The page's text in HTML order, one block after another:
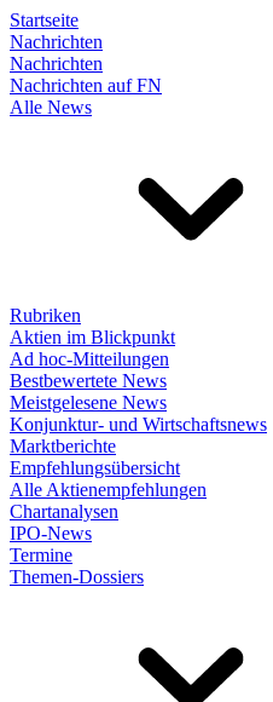
Startseite
Nachrichten
Nachrichten
Nachrichten auf FN
Alle News
Rubriken
Aktien im Blickpunkt
Ad hoc-Mitteilungen
Bestbewertete News
Meistgelesene News
Konjunktur- und Wirtschaftsnews
Marktberichte
Empfehlungsübersicht
Alle Aktienempfehlungen
Chartanalysen
IPO-News
Termine
Themen-Dossiers